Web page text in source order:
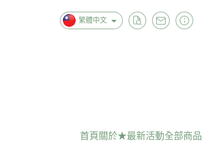
繁體中文
首頁 關於★最新活動全部商品